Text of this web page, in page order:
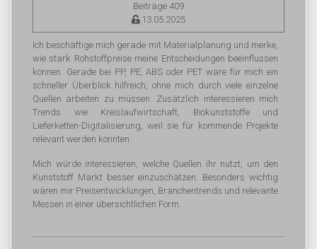
Beiträge 409
13.05.2025
Ich beschäftige mich gerade mit Materialplanung und merke,
wie stark Rohstoffpreise meine Entscheidungen beeinflussen
können. Gerade bei PP, PE, ABS oder PET wäre für mich ein
schneller Überblick hilfreich, ohne mich durch viele einzelne
Quellen arbeiten zu müssen. Zusätzlich interessieren mich
Trends wie Kreislaufwirtschaft, Biokunststoffe und
Lieferketten-Digitalisierung, weil sie für kommende Projekte
relevant werden könnten.
Mich würde interessieren, welche Quellen ihr nutzt, um den
Kunststoff Markt besser einzuschätzen. Besonders wichtig
wären mir Preisentwicklungen, Branchentrends und relevante
Messen in einer übersichtlichen Form.